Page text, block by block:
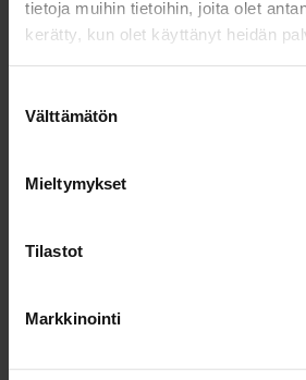
tietoja muihin tietoihin, joita olet
kerätty, kun olet käyttänyt heidän
valinta
Välttämätön
Mieltymykset
Tilastot
Markkinointi
Toni Tammi